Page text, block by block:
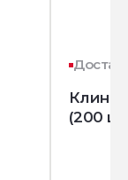
Клин
(200